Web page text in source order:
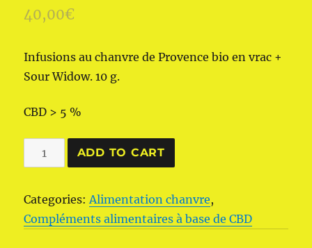
40,00€
Infusions au chanvre de Provence bio en vrac +
Sour Widow. 10 g.
CBD > 5 %
Tisane
artisanale
Comptoir
au
ADD TO CART
Categories: Alimentation chanvre,
Compléments alimentaires à base de CBD